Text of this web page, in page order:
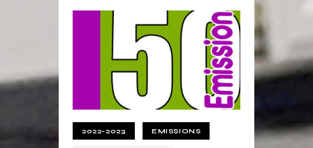
2022-2023 EMISSIONS